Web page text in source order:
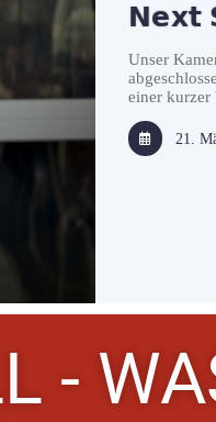
𝗡𝗲𝘅𝘁
Unser
einer kurzer
21.
-